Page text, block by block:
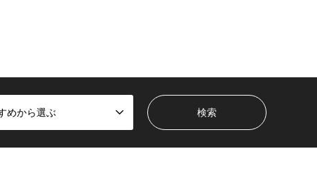
めから選ぶ